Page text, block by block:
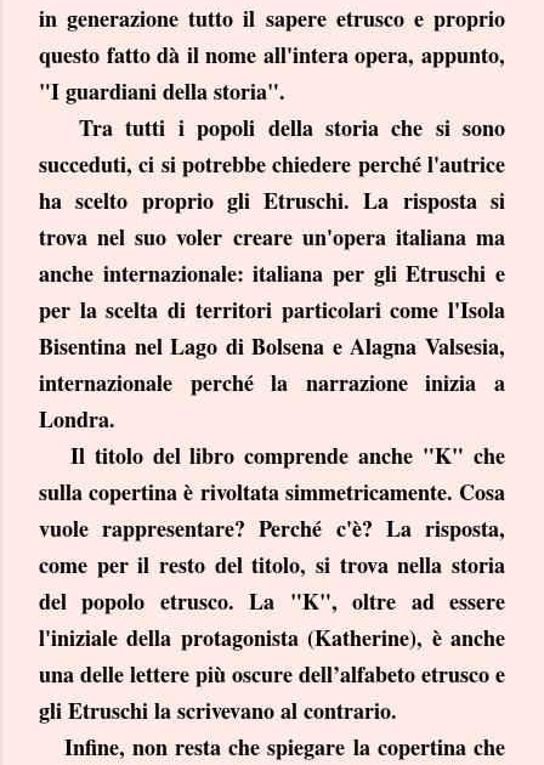
in generazione tutto il sapere etrusco e proprio
questo fatto dà il nome all'intera opera, appunto,
"I guardiani della storia".
Tra tutti i popoli della storia che si sono
succeduti, ci si potrebbe chiedere perché l'autrice
ha scelto proprio gli Etruschi. La risposta si
trova nel suo voler creare un'opera italiana ma
anche internazionale: italiana per gli Etruschi e
per la scelta di territori particolari come l'Isola
Bisentina nel Lago di Bolsena e Alagna Valsesia,
internazionale perché la narrazione inizia a
Londra.
Il titolo del libro comprende anche "K" che
sulla copertina è rivoltata simmetricamente. Cosa
vuole rappresentare? Perché c'è? La risposta,
come per il resto del titolo, si trova nella storia
del popolo etrusco. La "K", oltre ad essere
l'iniziale della protagonista (Katherine), è anche
una delle lettere più oscure dell’alfabeto etrusco e
gli Etruschi la scrivevano al contrario.
Infine, non resta che spiegare la copertina che